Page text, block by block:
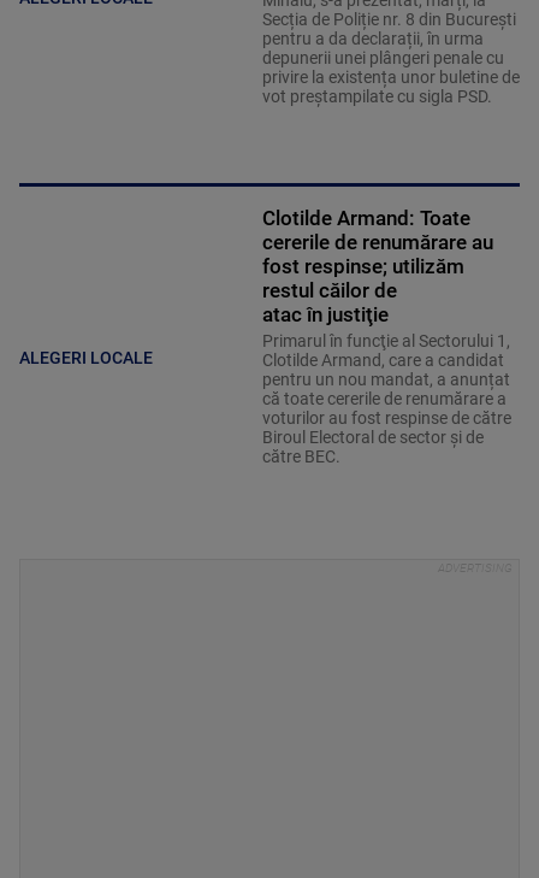
Secția de Poliție nr. 8 din București
pentru a da declarații, în urma
depunerii unei plângeri penale cu
privire la existența unor buletine de
vot preștampilate cu sigla PSD.
ALEGERI LOCALE
Clotilde Armand: Toate
cererile de renumărare au
fost respinse; utilizăm
restul căilor de
atac în justiţie
Primarul în funcţie al Sectorului 1,
Clotilde Armand, care a candidat
pentru un nou mandat, a anunțat
că toate cererile de renumărare a
voturilor au fost respinse de către
Biroul Electoral de sector şi de
către BEC.